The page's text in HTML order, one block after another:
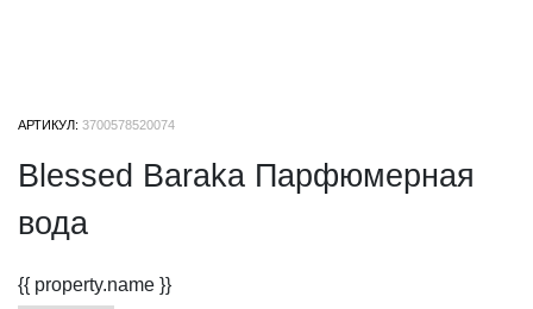
АРТИКУЛ: 3700578520074
Blessed Baraka Парфюмерная
вода
{{ property.name }}